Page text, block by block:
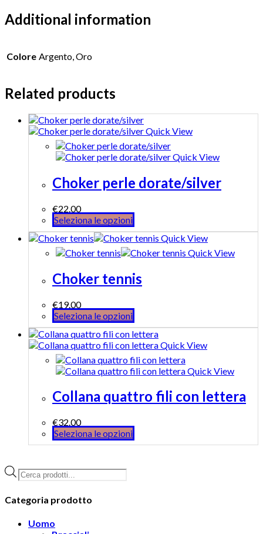
Additional information
Colore Argento, Oro
Related products
Quick View
Quick View
Choker perle dorate/silver
€22.00
Seleziona le opzioni
Quick View
Quick View
Choker tennis
€19.00
Seleziona le opzioni
Quick View
Quick View
Collana quattro fili con lettera
€32.00
Seleziona le opzioni
Products
search
Categoria prodotto
Uomo